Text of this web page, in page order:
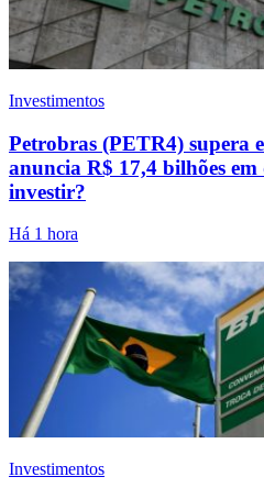
Investimentos
Petrobras (PETR4) supera
anuncia R$ 17,4 bilhões
investir?
Há 1 hora
Investimentos